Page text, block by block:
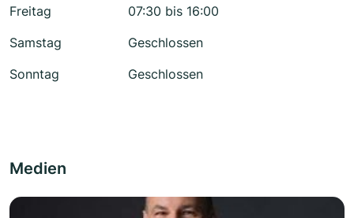
Freitag
07:30 bis 16:00
Samstag
Geschlossen
Sonntag
Geschlossen
Medien